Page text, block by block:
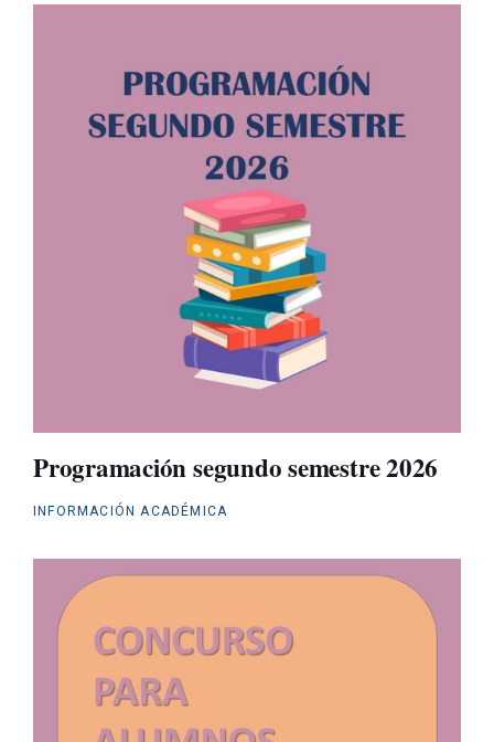
Programación segundo semestre 2026
INFORMACIÓN ACADÉMICA